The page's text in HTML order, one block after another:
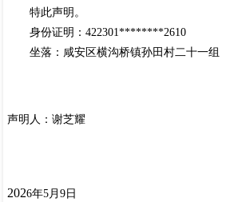
特此声明。
身份证明 ：422301********2610
坐落： 咸安区横沟桥镇孙田村二十一组
声明人：谢芝耀
2026年5月9 日